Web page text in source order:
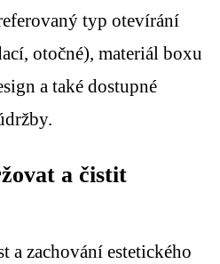
typ otevírání
otočné), materiál boxu
a také dostupné
a čistit
a zachování estetického